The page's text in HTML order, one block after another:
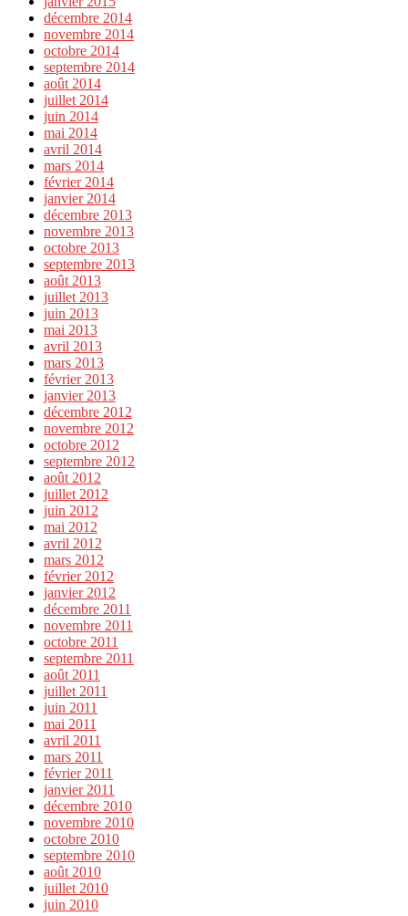
décembre 2014
novembre 2014
octobre 2014
septembre 2014
août 2014
juillet 2014
juin 2014
mai 2014
avril 2014
mars 2014
février 2014
janvier 2014
décembre 2013
novembre 2013
octobre 2013
septembre 2013
août 2013
juillet 2013
juin 2013
mai 2013
avril 2013
mars 2013
février 2013
janvier 2013
décembre 2012
novembre 2012
octobre 2012
septembre 2012
août 2012
juillet 2012
juin 2012
mai 2012
avril 2012
mars 2012
février 2012
janvier 2012
décembre 2011
novembre 2011
octobre 2011
septembre 2011
août 2011
juillet 2011
juin 2011
mai 2011
avril 2011
mars 2011
février 2011
janvier 2011
décembre 2010
novembre 2010
octobre 2010
septembre 2010
août 2010
juillet 2010
juin 2010